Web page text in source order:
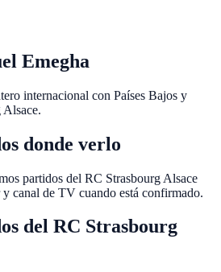
Emegha
internacional con Países Bajos y
donde verlo
partidos del RC Strasbourg Alsace
canal de TV cuando está confirmado.
del RC Strasbourg